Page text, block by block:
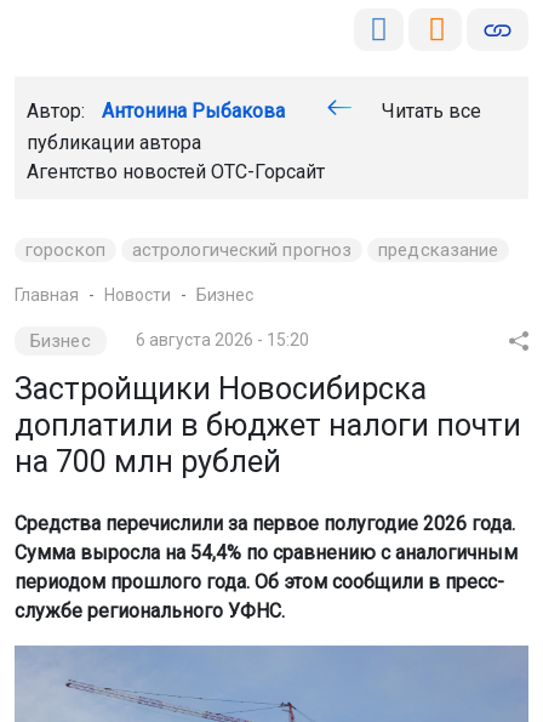
Автор: Антонина Рыбакова
Читать все
публикации автора
Агентство новостей ОТС-Горсайт
гороскоп астрологический прогноз предсказание
Главная Новости Бизнес
Бизнес 6 августа 2026 - 15:20
Застройщики Новосибирска
доплатили в бюджет налоги почти
на 700 млн рублей
Средства перечислили за первое полугодие 2026 года.
Сумма выросла на 54,4% по сравнению с аналогичным
периодом прошлого года. Об этом сообщили в пресс-
службе регионального УФНС.